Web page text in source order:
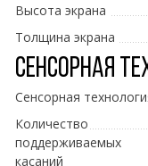
Высота экрана
Толщина экрана
Сенсорная
Сенсорная
Количество
поддерживаемых
касаний